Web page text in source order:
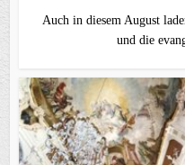
Auch in diesem August
und die